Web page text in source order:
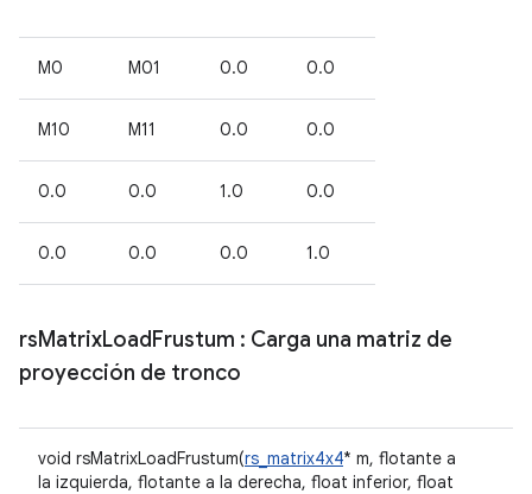
M0 M01 0.0 0.0
M10 M11 0.0 0.0
0.0 0.0 1.0 0.0
0.0 0.0 0.0 1.0
rsMatrixLoad Frustum : Carga una matriz de
proyección de tronco
void rsMatrixLoadFrustum(rs_matrix4x4* m, flotante a
la izquierda, flotante a la derecha, float inferior, float